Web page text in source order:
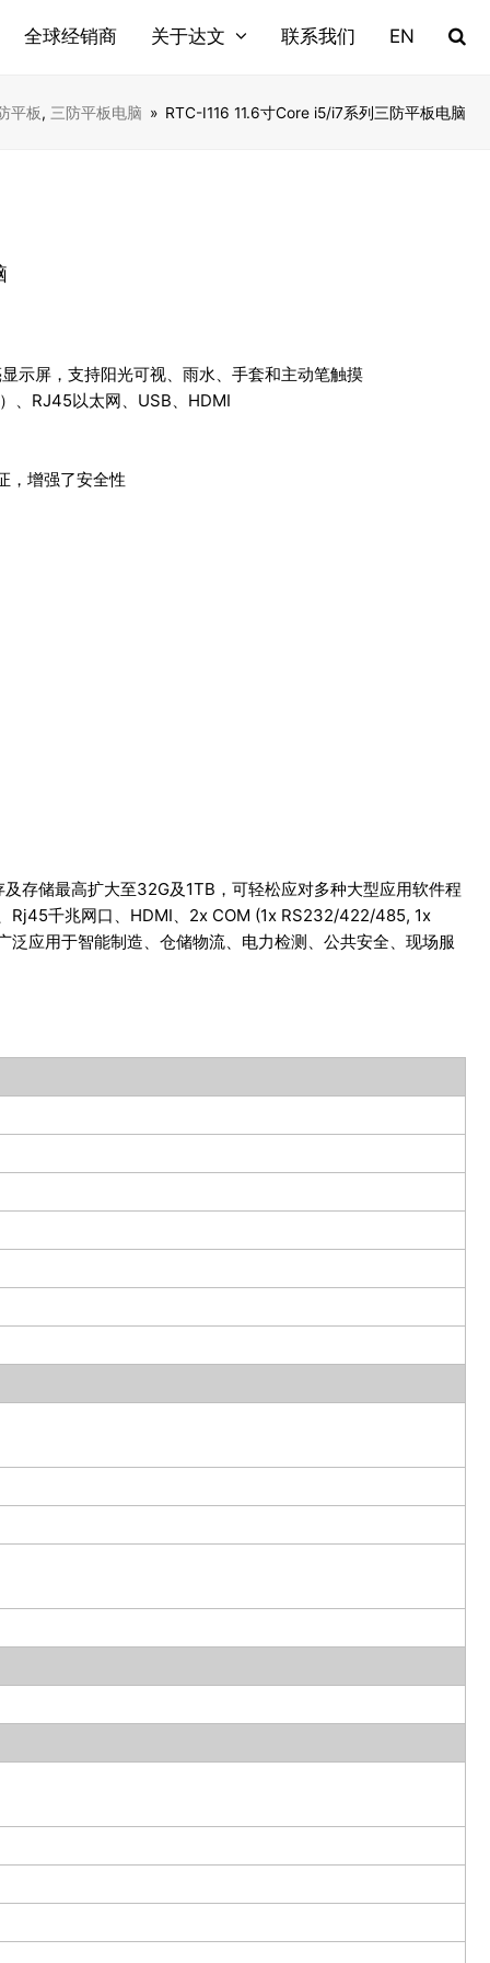
全球经销商 关于达文 联系我们 EN
平板, 三防平板电脑 » RTC-I116 11.6寸Core i5/i7系列三防平板电脑
示屏，支持阳光可视、雨水、手套和主动笔触摸
、RJ45以太网、USB、HDMI
，增强了安全性
存储最高扩大至32G及1TB，可轻松应对多种大型应用软件程
Rj45千兆网口、HDMI、2x COM (1x RS232/422/485, 1x
应用于智能制造、仓储物流、电力检测、公共安全、现场服